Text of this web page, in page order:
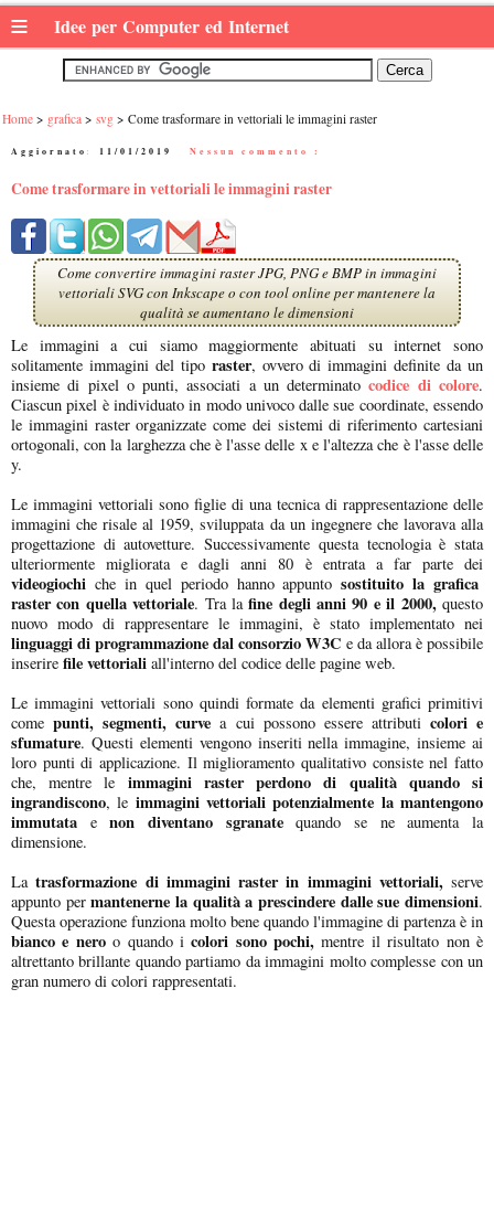
≡ Idee per Computer ed Internet
Home grafica svg Come trasformare in vettoriali le immagini raster
Aggiornato: 11/01/2019 Nessun commento :
Come trasformare in vettoriali le immagini raster
Come convertire immagini raster JPG, PNG e BMP in immagini
vettoriali SVG con Inkscape o con tool online per mantenere la
qualità se aumentano le dimensioni
Le immagini a cui siamo maggiormente abituati su internet sono
solitamente immagini del tiporaster, ovvero di immagini definite da un
insieme di pixel o punti, associati a un determinatocodice di colore.
Ciascun pixel è individuato in modo univoco dalle sue coordinate, essendo
le immagini raster organizzate come dei sistemi di riferimento cartesiani
ortogonali, con la larghezza che è l'asse delle x e l'altezza che è l'asse delle
y.
Le immagini vettoriali sono figlie di una tecnica di rappresentazione delle
immagini che risale al 1959, sviluppata da un ingegnere che lavorava alla
progettazione di autovetture. Successivamente questa tecnologia è stata
ulteriormente migliorata e dagli anni 80 è entrata a far parte dei
videogiochi che in quel periodo hanno appuntosostituito la grafica
raster con quella vettoriale. Tra lafine degli anni 90 e il 2000,questo
nuovo modo di rappresentare le immagini, è stato implementato nei
linguaggi di programmazione dal consorzio W3C e da allora è possibile
inserire file vettoriali all'interno del codice delle pagine web.
Le immagini vettoriali sono quindi formate da elementi grafici primitivi
comepunti, segmenti, curve a cui possono essere attributi colori e
sfumature. Questi elementi vengono inseriti nella immagine, insieme ai
loro punti di applicazione. Il miglioramento qualitativo consiste nel fatto
che, mentre le immagini raster perdono di qualità quando si
ingrandiscono, le immagini vettoriali potenzialmente la mantengono
immutata enon diventano sgranatequando se ne aumenta la
dimensione.
Latrasformazione di immagini raster in immagini vettoriali,serve
appunto permantenerne la qualità a prescindere dalle sue dimensioni.
Questa operazione funziona molto bene quando l'immagine di partenza è in
bianco e neroo quando icolori sono pochi, mentre il risultato non è
altrettanto brillante quando partiamo da immagini molto complesse con un
gran numero di colori rappresentati.